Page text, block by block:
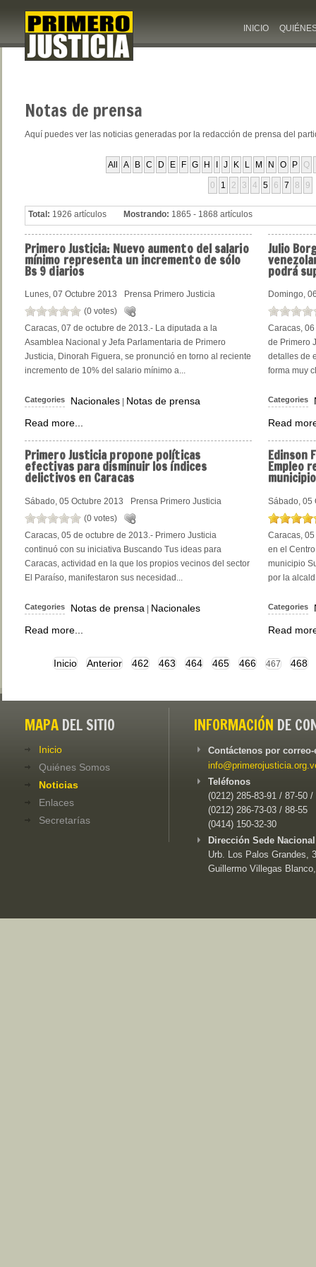
INICIO
Notas de prensa
Aquí puedes ver las noticias generadas por la redacción de prensa del
All A B C D E F G H J K L M N O P Q
0 1 2 3 4 5 6 7 8 9
Total: 1926 artículos Mostrando: 1865 - 1868 artículos
PrimeroJusticia: Nuevo aumento del salario
mínimo representa un incremento de sólo
Bs 9 diarios
Lunes, 07 Octubre 2013
Prensa Primero Justicia
(0 votes)
Caracas, 07 de octubre de 2013.- La diputada a la
Asamblea Nacional y Jefa Parlamentaria de Primero
Justicia, Dinorah Figuera, se pronunció en torno al reciente
incremento de 10% del salario mínimo a...
Categories Nacionales
Notas de prensa
Read more...
Julio
podrá
Domingo,
Caracas,
de Primero
detalles de
forma muy
Categories
Read
PrimeroJusticia propone políticas
efectivas para disminuir los índices
delictivos en Caracas
Sábado, 05 Octubre 2013
Prensa Primero Justicia
(0 votes)
Caracas, 05 de octubre de 2013.- Primero Justicia
continuó con su iniciativa Buscando Tus ideas para
Caracas, actividad en la que los propios vecinos del sector
El Paraíso, manifestaron sus necesidad...
Categories Notas de prensa | Nacionales
Read more...
Edinson
Empleo
Sábado, 05
Caracas,
en el
municipio
por la
Categories
Read
Inicio Anterior 462 463 464 465 466 467 468
MAPA DEL SITIO
Inicio
Quiénes Somos
Noticias
Enlaces
Secretarías
INFORMACIÓN DE
Contáctenos por
Teléfonos
(0212) 285-83-91 / 87-50 /
(0212) 286-73-03 / 88-55
(0414) 150-32-30
Dirección Sede
Urb. Los Palos Grandes,
Guillermo Villegas